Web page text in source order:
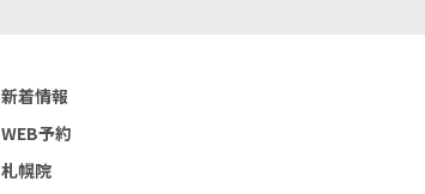
新着情報
WEB予約
札幌院